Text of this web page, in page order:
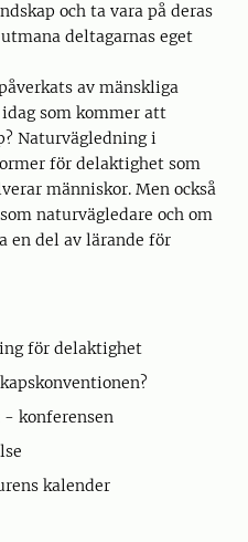
och ta vara på deras
deltagarnas eget
av mänskliga
som kommer att
Naturvägledning i
för delaktighet som
människor. Men också
naturvägledare och om
en del av lärande för
för delaktighet
konferensen
kalender